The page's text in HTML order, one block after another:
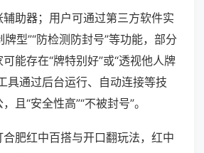
助器；用户可通过第三方软件实
牌型”“防检测防封号”等功能，部分
能存在“牌特别好”或“透视他人牌
具通过后台运行、自动连接等技
且“安全性高”“不被封号”。
肥红中百搭与开口翻玩法，红中